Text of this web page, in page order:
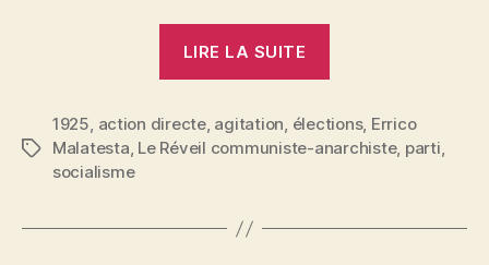
LIRE LA SUITE
Socialisme
et
Étiquettes
1925, action directe, agitation, élections, Errico
Malatesta, Le Réveil communiste-anarchiste, parti,
socialisme